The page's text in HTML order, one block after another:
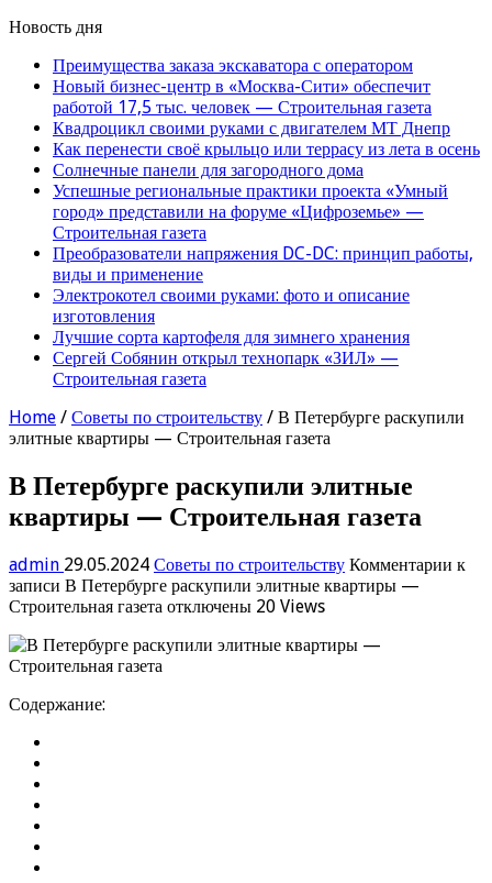
Новость дня
Преимущества заказа экскаватора с оператором
Новый бизнес-центр в «Москва-Сити» обеспечит
работой 17,5 тыс. человек — Строительная газета
Квадроцикл своими руками с двигателем МТ Днепр
Как перенести своё крыльцо или террасу из лета в осень
Солнечные панели для загородного дома
Успешные региональные практики проекта «Умный
город» представили на форуме «Цифроземье» —
Строительная газета
Преобразователи напряжения DC-DC: принцип работы,
виды и применение
Электрокотел своими руками: фото и описание
изготовления
Лучшие сорта картофеля для зимнего хранения
Сергей Собянин открыл технопарк «ЗИЛ» —
Строительная газета
Home / Советы по строительству / В Петербурге раскупили
элитные квартиры — Строительная газета
В Петербурге раскупили элитные
квартиры — Строительная газета
admin 29.05.2024 Советы по строительству Комментарии к
записи В Петербурге раскупили элитные квартиры —
Строительная газета отключены 20 Views
Содержание: